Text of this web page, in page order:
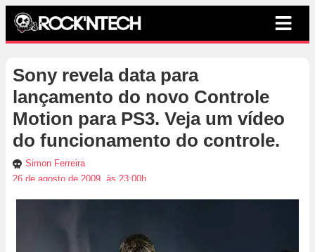
Sony revela data para
lançamento do novo Controle
Motion para PS3. Veja um vídeo
do funcionamento do controle.
Simon Ferreira
26 de agosto de 2009, às 23:00h